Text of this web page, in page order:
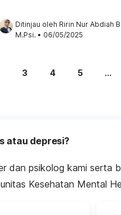
Ditinjau oleh Ririn Nur Abdiah
M.Psi. • 06/05/2025
3 4 5 ...
atau depresi?
dan psikolog kami serta
Kesehatan Mental